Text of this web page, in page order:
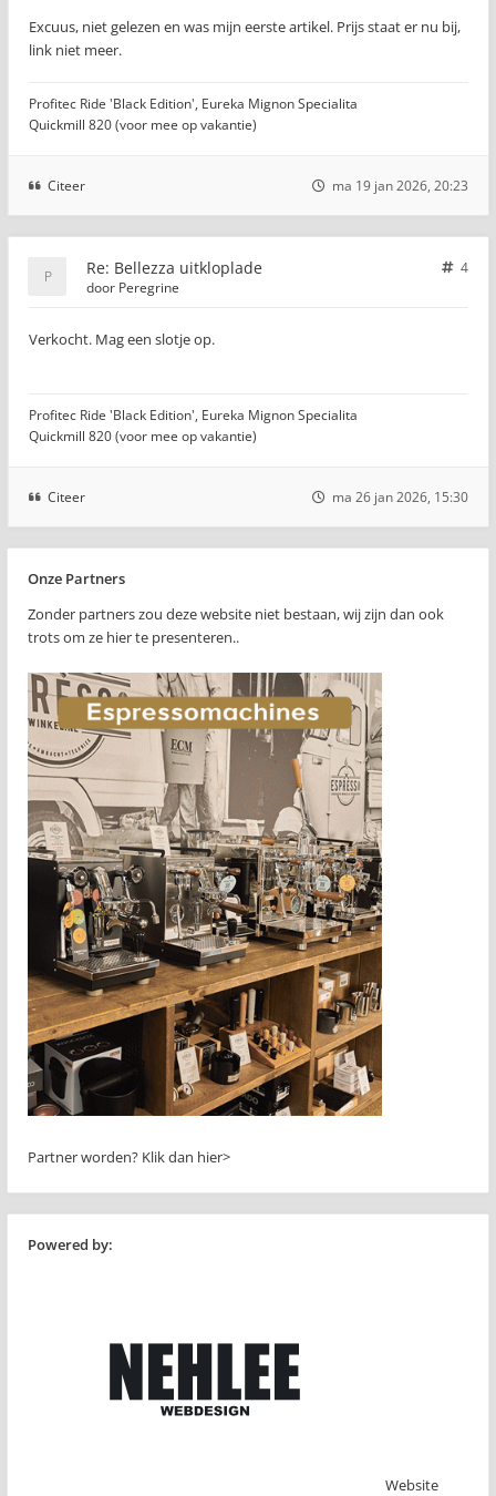
Excuus, niet gelezen en was mijn eerste artikel. Prijs staat er nu bij,
link niet meer.
Profitec Ride 'Black Edition', Eureka Mignon Specialita
Quickmill 820 (voor mee op vakantie)
Citeer ma 19 jan 2026, 20:23
Re: Bellezza uitkloplade
4
door Peregrine
Verkocht. Mag een slotje op.
Profitec Ride 'Black Edition', Eureka Mignon Specialita
Quickmill 820 (voor mee op vakantie)
Citeer ma 26 jan 2026, 15:30
Onze Partners
Zonder partners zou deze website niet bestaan, wij zijn dan ook
trots om ze hier te presenteren..
Partner worden? Klik dan hier>
Powered by:
Website